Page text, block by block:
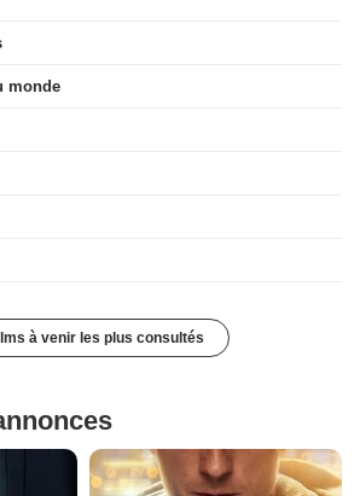
monde
à venir les plus consultés